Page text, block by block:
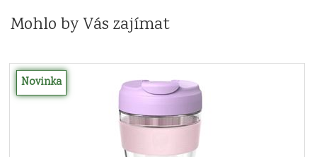
Mohlo by Vás zajímat
Novinka